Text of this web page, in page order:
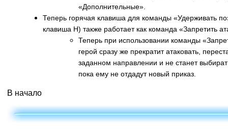
«Дополнительные».
Теперь горячая клавиша для команды «Удерживать
клавиша H) также работает как команда «Запретить
Теперь при использовании команды
герой сразу же прекратит атаковать,
заданном направлении и не станет
пока ему не отдадут новый приказ.
В начало